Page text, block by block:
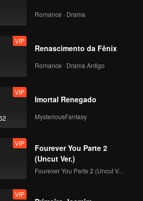
Romance · Drama
VIP
Renascimento da Fênix
Romance · Drama Antigo
VIP
Imortal Renegado
MysteriousFantasy
VIP
Fourever You Parte 2
(Uncut Ver.)
Fourever You Parte 2 (Uncut Ver.)
VIP